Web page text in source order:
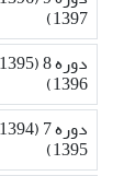
1397)
1396)
1395)